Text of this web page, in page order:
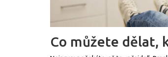
Co můžete dělat,